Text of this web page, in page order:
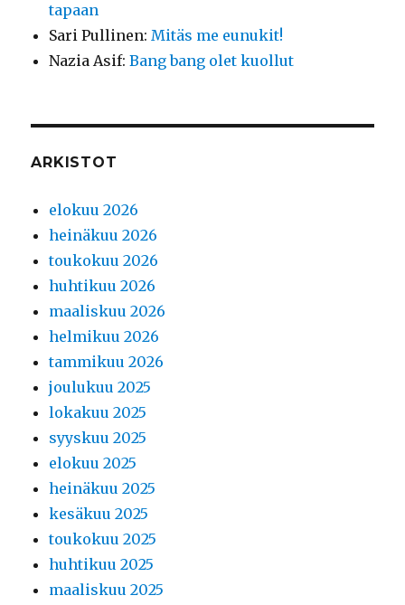
tapaan
Sari Pullinen:Mitäs me eunukit!
Nazia Asif:Bang bang olet kuollut
ARKISTOT
elokuu 2026
heinäkuu 2026
toukokuu 2026
huhtikuu 2026
maaliskuu 2026
helmikuu 2026
tammikuu 2026
joulukuu 2025
lokakuu 2025
syyskuu 2025
elokuu 2025
heinäkuu 2025
kesäkuu 2025
toukokuu 2025
huhtikuu 2025
maaliskuu 2025